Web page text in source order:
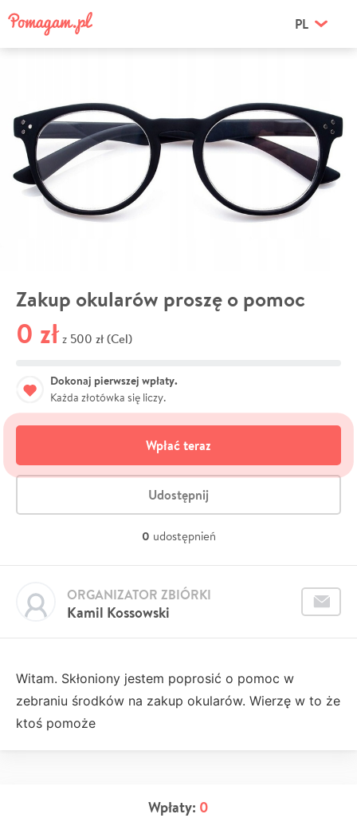
PL
Zakup okularów proszę o pomoc
0 zł z 500 zł (Cel)
Dokonaj pierwszej wpłaty.
Każda złotówka się liczy.
Wpłać teraz
Udostępnij
0 udostępnień
Kamil Kossowski
ORGANIZATOR ZBIÓRKI
Witam. Skłoniony jestem poprosić o pomoc w
zebraniu środków na zakup okularów. Wierzę w to że
ktoś pomoże
Wpłaty: 0